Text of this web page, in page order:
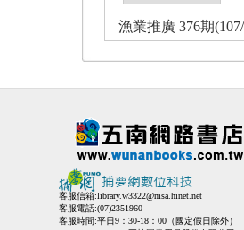
漁業推廣 376期
客服信箱:library.w3322@msa.hinet.net
客服電話:(07)2351960
客服時間:平日9：30-18：00（國定假日除外）